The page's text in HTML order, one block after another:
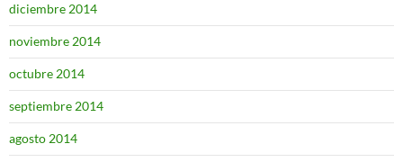
diciembre 2014
noviembre 2014
octubre 2014
septiembre 2014
agosto 2014